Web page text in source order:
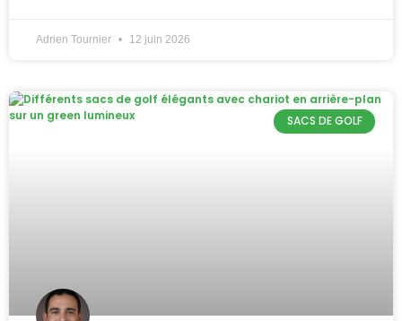
Adrien Tournier 12 juin 2026
SACS DE GOLF